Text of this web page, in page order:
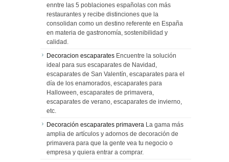
enntre las 5 poblaciones españolas con más
restaurantes y recibe distinciones que la
consolidan como un destino referente en España
en materia de gastronomía, sostenibilidad y
calidad.
Decoracion escaparates Encuentre la solución
ideal para sus escaparates de Navidad,
escaparates de San Valentín, escaparates para el
día de los enamorados, escaparates para
Halloween, escaparates de primavera,
escaparates de verano, escaparates de invierno,
etc.
Decoración escaparates primavera La gama más
amplia de artículos y adornos de decoración de
primavera para que la gente vea tu negocio o
empresa y quiera entrar a comprar.